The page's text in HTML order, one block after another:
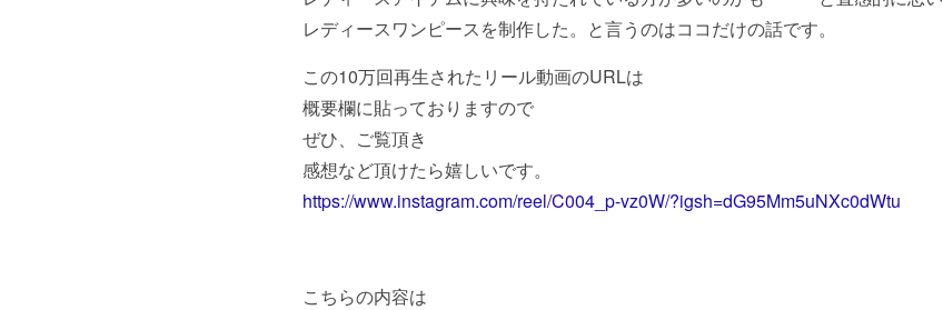
レディースワンピースを制作した。と言うのはココだけの話です。
この10万回再生されたリール動画のURLは
概要欄に貼っておりますので
ぜひ、ご覧頂き
感想など頂けたら嬉しいです。
https://www.instagram.com/reel/C004_p-vz0W/?igsh=dG95Mm5uNXc0dWtu
こちらの内容は